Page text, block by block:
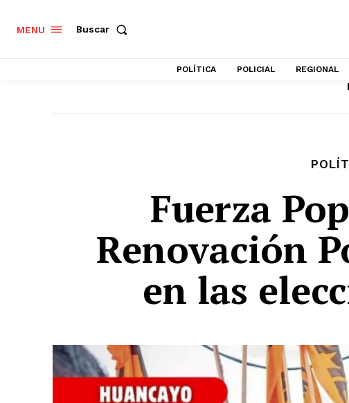
MENU Buscar
POLÍTICA POLICIAL REGIONAL
Fuerza
Renovación
en las